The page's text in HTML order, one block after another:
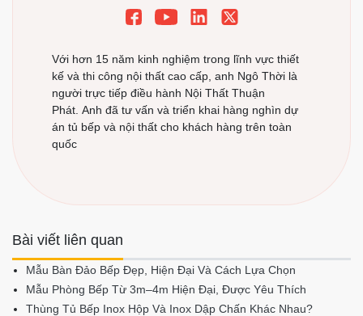
Với hơn 15 năm kinh nghiệm trong lĩnh vực thiết
kế và thi công nội thất cao cấp, anh Ngô Thời là
người trực tiếp điều hành Nội Thất Thuận
Phát. Anh đã tư vấn và triển khai hàng nghìn dự
án tủ bếp và nội thất cho khách hàng trên toàn
quốc
Bài viết liên quan
Mẫu Bàn Đảo Bếp Đẹp, Hiện Đại Và Cách Lựa Chọn
Mẫu Phòng Bếp Từ 3m–4m Hiện Đại, Được Yêu Thích
Thùng Tủ Bếp Inox Hộp Và Inox Dập Chấn Khác Nhau?